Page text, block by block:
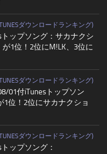
ダウンロードランキング)
ップソング：サカナクシ
1位！2位にM!LK、3位に
ダウンロードランキング)
01付iTunesトップソン
1位！2位にサカナクショ
ダウンロードランキング)
ップソング：